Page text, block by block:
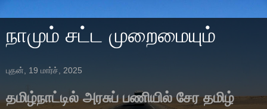
நாமும் சட்ட முறைமையும்
புதன், 19 மார்ச், 2025
தமிழ்நாட்டில் அரசுப் பணியில் சேர தமிழ்